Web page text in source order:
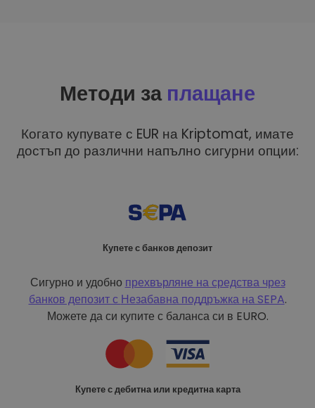
Методи за плащане
Когато купувате с EUR на Kriptomat, имате
достъп до различни напълно сигурни опции:
Купете с банков депозит
Сигурно и удобно прехвърляне на средства чрез
банков депозит с Незабавна поддръжка на SEPA.
Можете да си купите с баланса си в EURO.
Купете с дебитна или кредитна карта